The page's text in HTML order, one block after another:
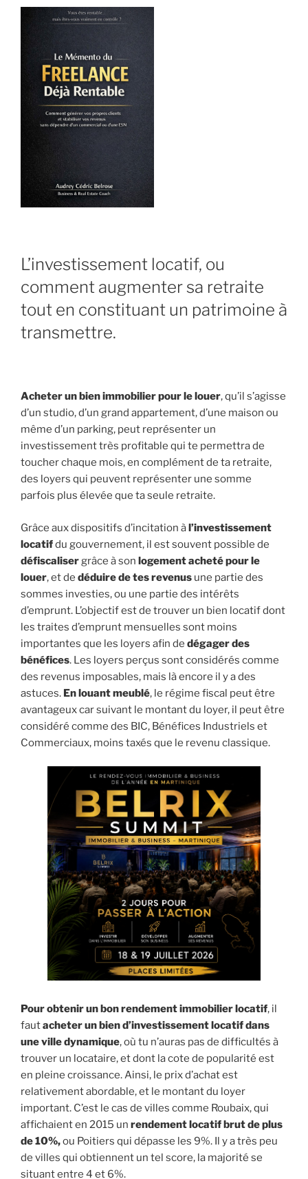
L’investissement locatif, ou
comment augmenter sa retraite
tout en constituant un patrimoine à
transmettre.
Acheter un bien immobilier pour le louer, qu’il s’agisse
d’un studio, d’un grand appartement, d’une maison ou
même d’un parking, peut représenter un
investissement très profitable qui te permettra de
toucher chaque mois, en complément de ta retraite,
des loyers qui peuvent représenter une somme
parfois plus élevée que ta seule retraite.
Grâce aux dispositifs d’incitation àl’investissement
locatifdu gouvernement, il est souvent possible de
défiscalisergrâce à son logement acheté pour le
louer, et de déduire de tes revenus une partie des
sommes investies, ou une partie des intérêts
d’emprunt. L’objectif est de trouver un bien locatif dont
les traites d’emprunt mensuelles sont moins
importantes que les loyers afin de dégager des
bénéfices. Les loyers perçus sont considérés comme
des revenus imposables, mais là encore il y a des
astuces. En louant meublé, le régime fiscal peut être
avantageux car suivant le montant du loyer, il peut être
considéré comme des BIC, Bénéfices Industriels et
Commerciaux, moins taxés que le revenu classique.
Pour obtenir un bon rendementimmobilier locatif, il
fautacheter un bien d’investissement locatif dans
une ville dynamique, où tu n’auras pas de difficultés à
trouver un locataire, et dont la cote de popularité est
en pleine croissance. Ainsi, le prix d’achat est
relativement abordable, et le montant du loyer
important. C’est le cas de villes comme Roubaix, qui
affichaient en 2015 un rendement locatif brut de plus
de 10%,ou Poitiers qui dépasse les 9%. Il y a très peu
de villes qui obtiennent un tel score, la majorité se
situant entre 4 et 6%.